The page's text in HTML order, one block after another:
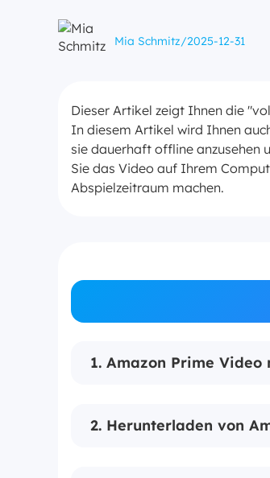
Mia Schmitz/2025-12-31
Dieser Artikel zeigt Ihnen die
In diesem Artikel wird Ihnen
sie dauerhaft offline anzusehen
Sie das Video auf Ihrem
Abspielzeitraum machen.
1. Amazon Prime
2. Herunterladen von